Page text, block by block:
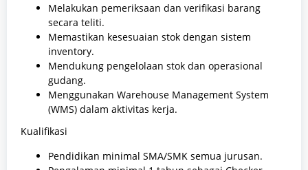
Melakukan pemeriksaan dan verifikasi barang
secara teliti.
Memastikan kesesuaian stok dengan sistem
inventory.
Mendukung pengelolaan stok dan operasional
gudang.
Menggunakan Warehouse Management System
(WMS) dalam aktivitas kerja.
Kualifikasi
Pendidikan minimal SMA/SMK semua jurusan.